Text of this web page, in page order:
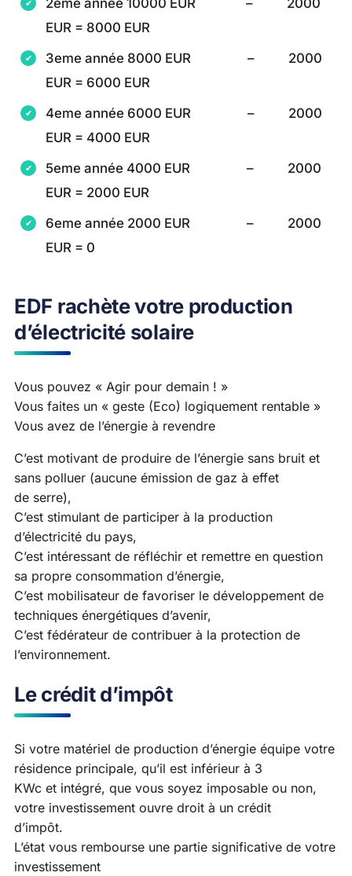
2eme année 10000 EUR – 2000
EUR = 8000 EUR
3eme année 8000 EUR – 2000
EUR = 6000 EUR
4eme année 6000 EUR – 2000
EUR = 4000 EUR
5eme année 4000 EUR – 2000
EUR = 2000 EUR
6eme année 2000 EUR – 2000
EUR = 0
EDF rachète votre production
d’électricité solaire
Vous pouvez « Agir pour demain ! »
Vous faites un « geste (Eco) logiquement rentable »
Vous avez de l’énergie à revendre
C’est motivant de produire de l’énergie sans bruit et
sans polluer (aucune émission de gaz à effet
de serre),
C’est stimulant de participer à la production
d’électricité du pays,
C’est intéressant de réfléchir et remettre en question
sa propre consommation d’énergie,
C’est mobilisateur de favoriser le développement de
techniques énergétiques d’avenir,
C’est fédérateur de contribuer à la protection de
l’environnement.
Le crédit d’impôt
Si votre matériel de production d’énergie équipe votre
résidence principale, qu’il est inférieur à 3
KWc et intégré, que vous soyez imposable ou non,
votre investissement ouvre droit à un crédit
d’impôt.
L’état vous rembourse une partie significative de votre
investissement